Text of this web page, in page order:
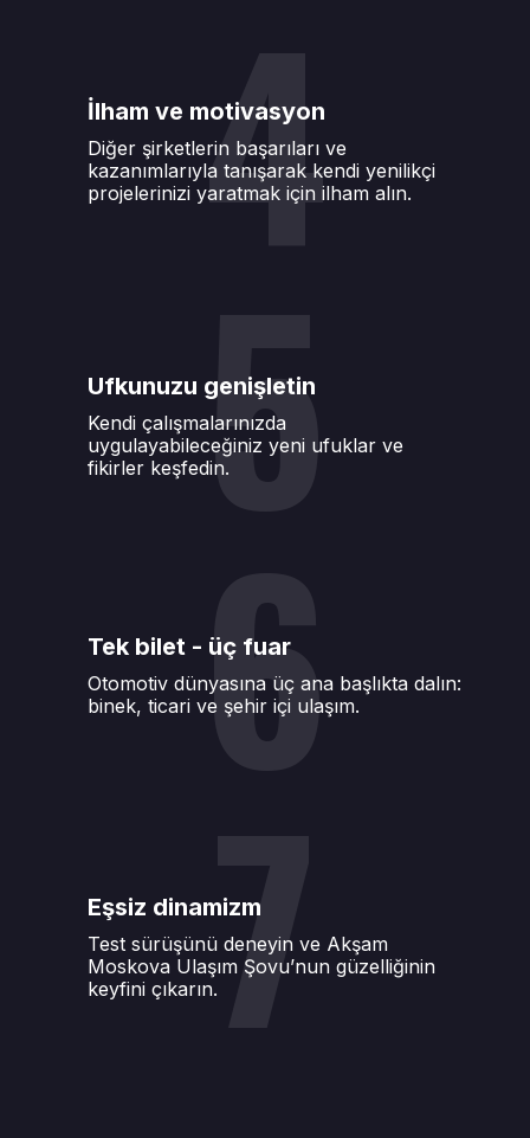
Kendi çalışmalarınızda
uygulayabileceğiniz yeni ufuklar ve
fikirler keşfedin.
Ufkunuzu genişletin
5
Diğer şirketlerin başarıları ve
kazanımlarıyla tanışarak kendi yenilikçi
projelerinizi yaratmak için ilham alın.
İlham ve motivasyon
4
6
Otomotiv dünyasına üç ana başlıkta dalın:
binek, ticari ve şehir içi ulaşım.
Tek bilet - üç fuar
7
Test sürüşünü deneyin ve Akşam
Moskova Ulaşım Şovu’nun güzelliğinin
keyfini çıkarın.
Eşsiz dinamizm